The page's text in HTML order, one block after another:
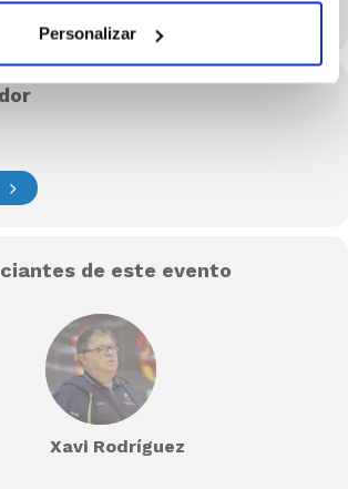
Personalizar
de este evento
Xavi Rodríguez